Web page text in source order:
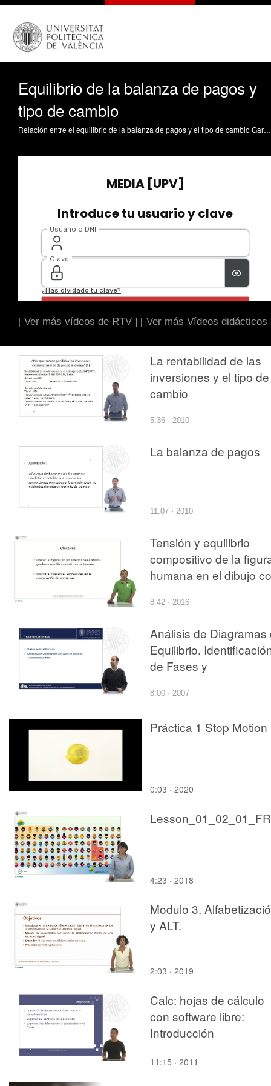
Equilibrio de la balanza de pagos y
tipo de cambio
Relación entre el equilibrio de la balanza de pagos y el tipo de cambio García García, F. (2011). Equilibrio de la balanza de pagos y tipo de cambio. https://riunet.upv.es/handle/10251/9393
[ Ver más vídeos de RTV ] [ Ver más Vídeos didácticos
La rentabilidad de las
inversiones y el tipo de
cambio
5:36 · 2010
La balanza de pagos
11:07 · 2010
Tensión y equilibrio
compositivo de la
humana en el dibujo
acuarela de una
exterior
8:42 · 2016
Análisis de Diagramas
Equilibrio.
de Fases y
Componentes
8:00 · 2007
Práctica 1 Stop Motion
0:03 · 2020
Lesson_01_02_01_FR
4:23 · 2018
Modulo 3.
y ALT.
2:03 · 2019
Calc: hojas de cálculo
con software libre:
Introducción
11:15 · 2011